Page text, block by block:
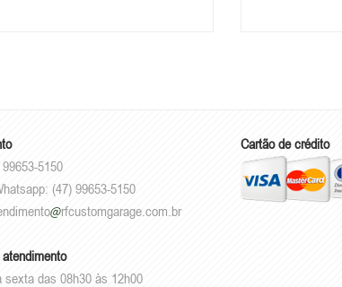
5150
(47) 99653-5150
rfcustomgarage.com.br
sexta das 08h30 às 12h00
Cartão de crédito